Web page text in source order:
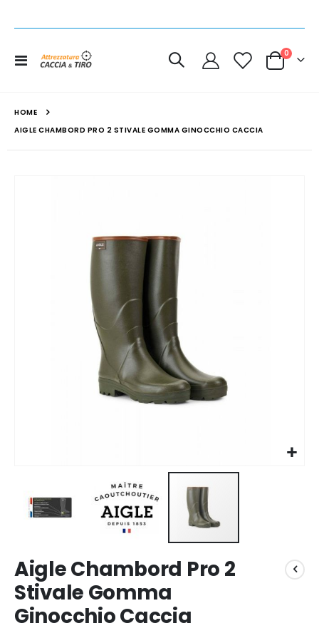
Toggle
Cart
0
HOME
AIGLE CHAMBORD PRO 2 STIVALE GOMMA GINOCCHIO CACCIA
all'inizio
della
galleria
di
immagini
Aigle Chambord Pro 2
Stivale Gomma
Ginocchio Caccia